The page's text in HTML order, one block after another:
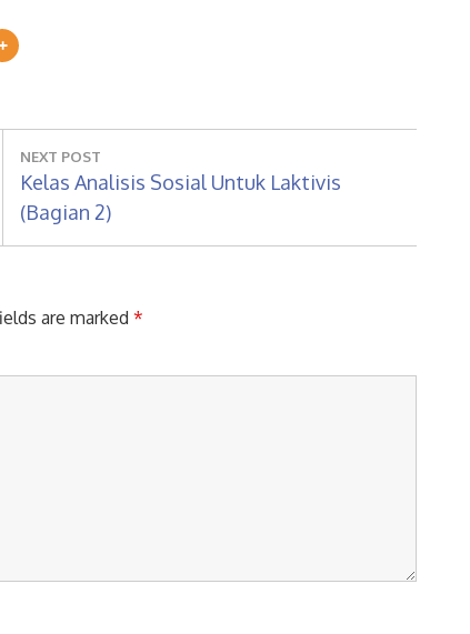
NEXT POST
Next
Post:
Kelas Analisis Sosial Untuk Laktivis
(Bagian 2)
are marked *